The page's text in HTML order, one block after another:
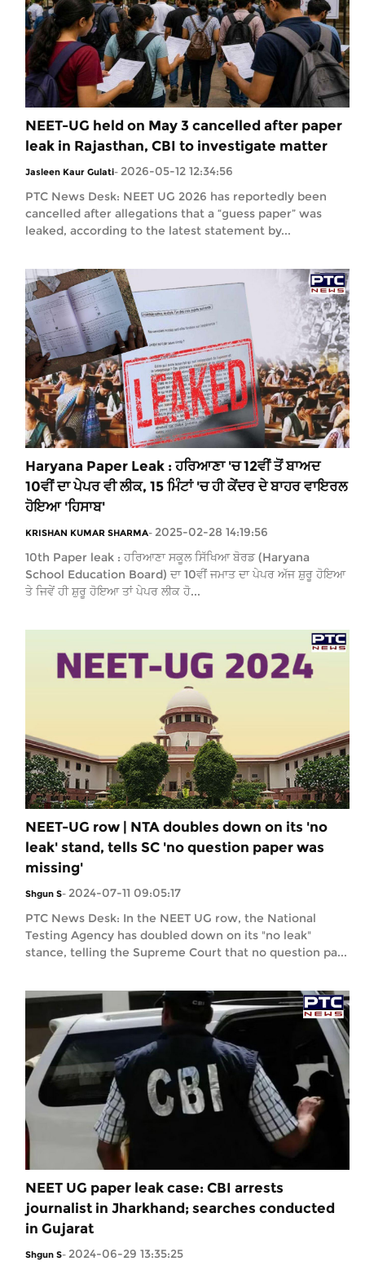
NEET-UG held on May 3 cancelled after paper
leak in Rajasthan, CBI to investigate matter
Jasleen Kaur Gulati- 2026-05-12 12:34:56
PTC News Desk: NEET UG 2026 has reportedly been
cancelled after allegations that a “guess paper” was
leaked, according to the latest statement by...
Haryana Paper Leak : ਹਰਿਆਣਾ 'ਚ 12ਵੀਂ ਤੋਂ ਬਾਅਦ
10ਵੀਂ ਦਾ ਪੇਪਰ ਵੀ ਲੀਕ, 15 ਮਿੰਟਾਂ 'ਚ ਹੀ ਕੇਂਦਰ ਦੇ ਬਾਹਰ ਵਾਇਰਲ
ਹੋਇਆ 'ਹਿਸਾਬ'
KRISHAN KUMAR SHARMA- 2025-02-28 14:19:56
10th Paper leak : ਹਰਿਆਣਾ ਸਕੂਲ ਸਿੱਖਿਆ ਬੋਰਡ (Haryana
School Education Board) ਦਾ 10ਵੀਂ ਜਮਾਤ ਦਾ ਪੇਪਰ ਅੱਜ ਸ਼ੁਰੂ ਹੋਇਆ
ਤੇ ਜਿਵੇਂ ਹੀ ਸ਼ੁਰੂ ਹੋਇਆ ਤਾਂ ਪੇਪਰ ਲੀਕ ਹੋ...
NEET-UG row | NTA doubles down on its 'no
leak' stand, tells SC 'no question paper was
missing'
Shgun S- 2024-07-11 09:05:17
PTC News Desk: In the NEET UG row, the National
Testing Agency has doubled down on its "no leak"
stance, telling the Supreme Court that no question pa...
NEET UG paper leak case: CBI arrests
journalist in Jharkhand; searches conducted
in Gujarat
Shgun S- 2024-06-29 13:35:25